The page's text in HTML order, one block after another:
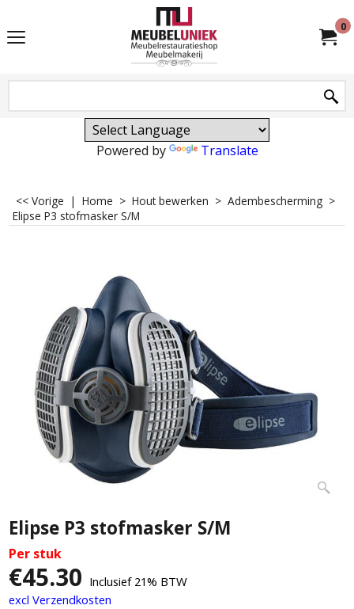
0
Powered by Translate
<< Vorige | Home > Hout bewerken > Adembescherming >
Elipse P3 stofmasker S/M
Elipse P3 stofmasker S/M
Per stuk
€45.30 Inclusief 21% BTW
excl Verzendkosten